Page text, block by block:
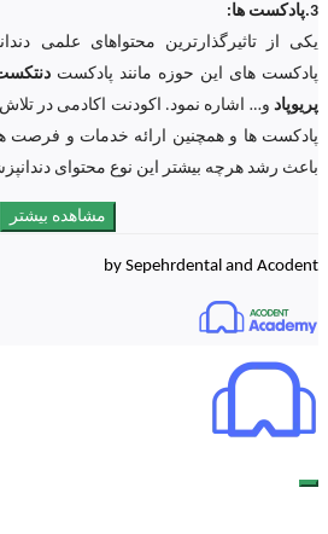
3.پادکست ها:
یکی از تاثیرگذارترین محتواهای علمی
پادکست های این حوزه مانند پادکست
پریوپاد و… اشاره نمود. اکودنت اکادمی در
پادکست ها و همچنین ارائه خدمات و فرصت
باعث رشد هرچه بیشتر این نوع محتوای
مشاهده بیشتر
by Sepehrdental and Acodent